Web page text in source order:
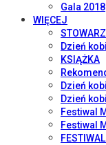
Gala 2018
WIĘCEJ
Dzień
KSIĄŻKA
Dzień
Dzień
Festiwal
Festiwal